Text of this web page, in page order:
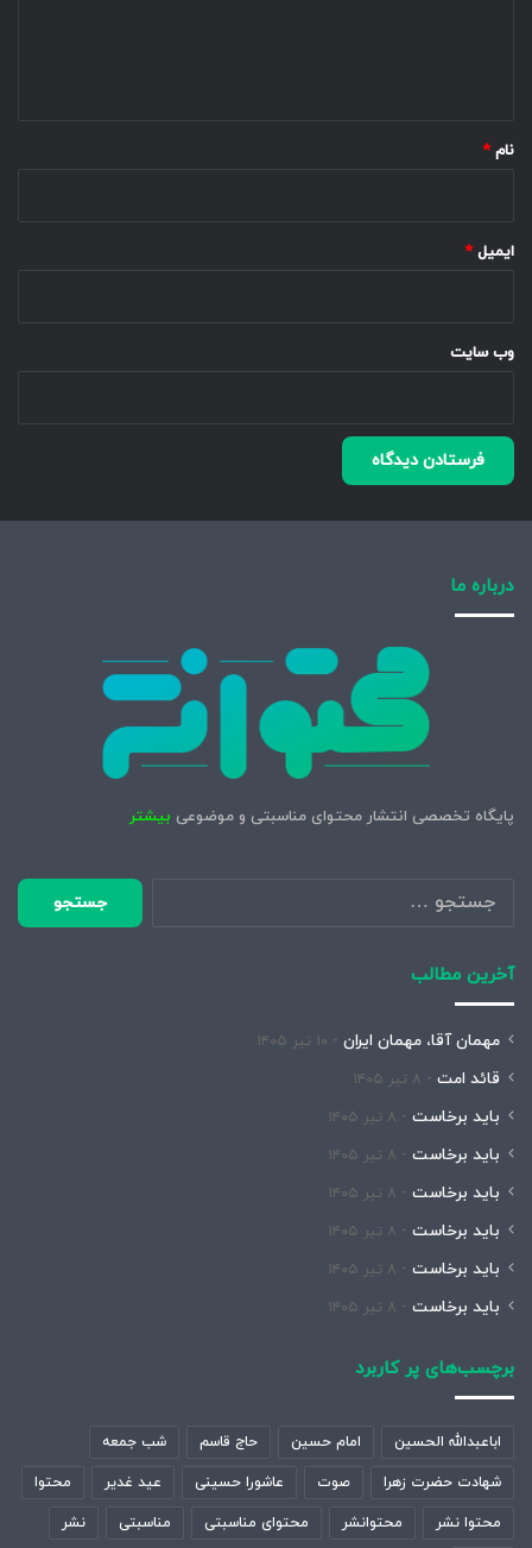
نام *
ایمیل *
وب‌ سایت
درباره ما
پایگاه تخصصی انتشار محتوای مناسبتی و موضوعی بیشتر
جستجو
برای:
آخرین مطالب
مهمان آقا، مهمان ایران ۱۰ تیر ۱۴۰۵
قائد امت ۸ تیر ۱۴۰۵
باید برخاست ۸ تیر ۱۴۰۵
باید برخاست ۸ تیر ۱۴۰۵
باید برخاست ۸ تیر ۱۴۰۵
باید برخاست ۸ تیر ۱۴۰۵
باید برخاست ۸ تیر ۱۴۰۵
باید برخاست ۸ تیر ۱۴۰۵
برچسب‌های پر کاربرد
اباعبدالله الحسین امام حسین حاج قاسم شب جمعه
شهادت حضرت زهرا صوت عاشورا حسینی عید غدیر محتوا
محتوا نشر محتوانشر محتوای مناسبتی مناسبتی نشر